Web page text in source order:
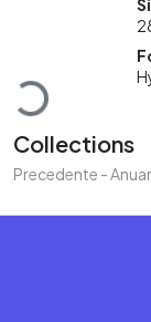
Loading...
Collections
Precedente -